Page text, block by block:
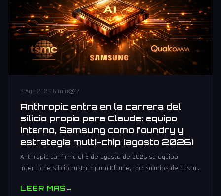
6 Ago 202616 min 17
Anthropic entra en la carrera del
silicio propio para Claude: equipo
interno, Samsung como foundry y
estrategia multi-chip (agosto 2026)
Anthropic confirma el 5 de agosto de 2026 su equipo
interno de silicio custom para Claude, con salarios de hasta
estrategia multi-chip.
LEER MAS→